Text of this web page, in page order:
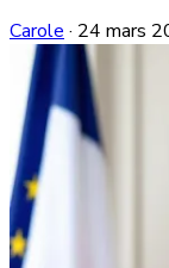
Carole · 24 mars